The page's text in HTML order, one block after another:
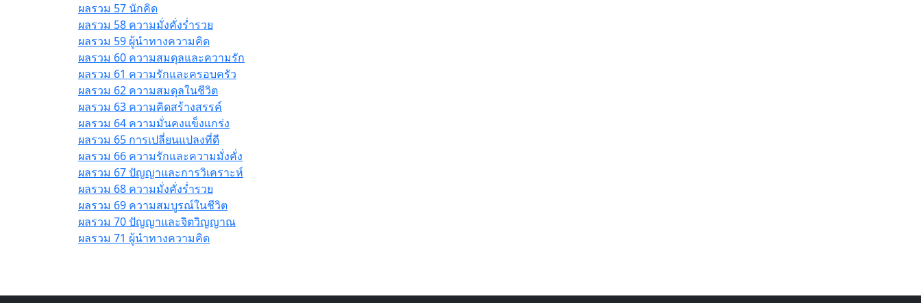
ผลรวม 57 นักคิด
ผลรวม 58 ความมั่งคั่งร่ำรวย
ผลรวม 59 ผู้นำทางความคิด
ผลรวม 60 ความสมดุลและความรัก
ผลรวม 61 ความรักและครอบครัว
ผลรวม 62 ความสมดุลในชีวิต
ผลรวม 63 ความคิดสร้างสรรค์
ผลรวม 64 ความมั่นคงแข็งแกร่ง
ผลรวม 65 การเปลี่ยนแปลงที่ดี
ผลรวม 66 ความรักและความมั่งคั่ง
ผลรวม 67 ปัญญาและการวิเคราะห์
ผลรวม 68 ความมั่งคั่งร่ำรวย
ผลรวม 69 ความสมบูรณ์ในชีวิต
ผลรวม 70 ปัญญาและจิตวิญญาณ
ผลรวม 71 ผู้นำทางความคิด